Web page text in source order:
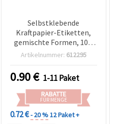
Selbstklebende
Kraftpapier-Etiketten,
gemischte Formen, 10 x
4,5–6,3 cm – 8 Stück, für
Artikelnummer: 612295
0.90€ 1-11 Paket
RABATTE
FÜR MENGE
0.72 €- 20 %12 Paket +